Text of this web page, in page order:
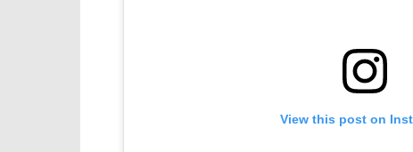
View this post on